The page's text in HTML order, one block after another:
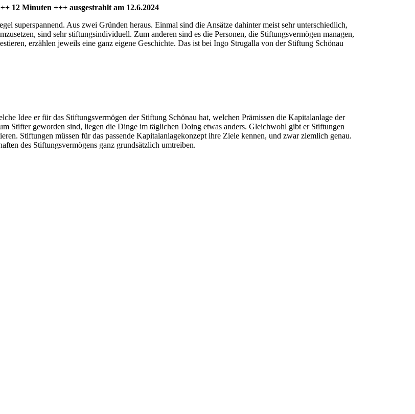
12 Minuten +++ ausgestrahlt am 12.6.2024
superspannend. Aus zwei Gründen heraus. Einmal sind die Ansätze dahinter meist sehr unterschiedlich,
sind sehr stiftungsindividuell. Zum anderen sind es die Personen, die Stiftungsvermögen managen,
erzählen jeweils eine ganz eigene Geschichte. Das ist bei Ingo Strugalla von der Stiftung Schönau
Idee er für das Stiftungsvermögen der Stiftung Schönau hat, welchen Prämissen die Kapitalanlage der
Stifter geworden sind, liegen die Dinge im täglichen Doing etwas anders. Gleichwohl gibt er Stiftungen
Stiftungen müssen für das passende Kapitalanlagekonzept ihre Ziele kennen, und zwar ziemlich genau.
des Stiftungsvermögens ganz grundsätzlich umtreiben.